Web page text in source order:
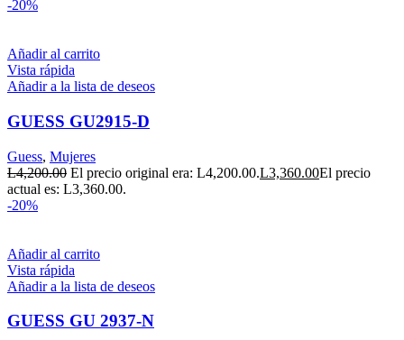
-20%
Añadir al carrito
Vista rápida
Añadir a la lista de deseos
GUESS GU2915-D
Guess, Mujeres
L4,200.00 El precio original era: L4,200.00.L3,360.00El precio
actual es: L3,360.00.
-20%
Añadir al carrito
Vista rápida
Añadir a la lista de deseos
GUESS GU 2937-N